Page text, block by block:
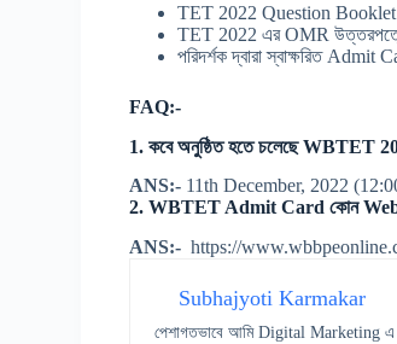
TET 2022 Question Booklet
TET 2022 এর OMR উত্তরপত্রের
পরিদর্শক দ্বারা স্বাক্ষরিত Admit
FAQ:-
1. কবে অনুষ্ঠিত হতে চলেছে WBTET
ANS:- 11th December, 2022
2. WBTET Admit Card কোন
ANS:- https://
Subhajyoti Karmakar
পেশাগতভাবে আমি Digital